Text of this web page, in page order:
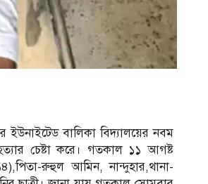
ইউনাইটেড বালিকা বিদ্যালয়ের নবম
চেষ্টা করে। গতকাল ১১ আগষ্ট
রুহুল আমিন, নান্দুহার,থানা-